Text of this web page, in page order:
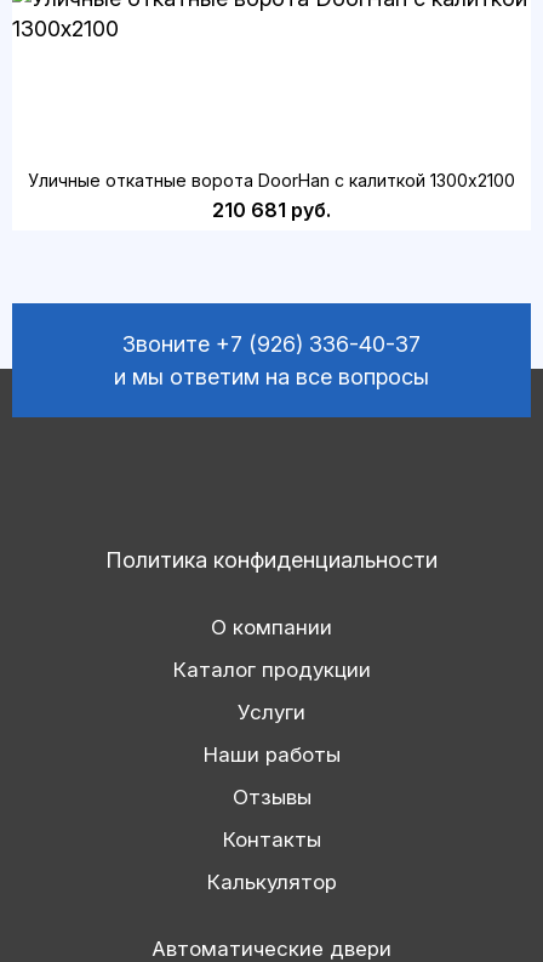
Уличные откатные ворота DoorHan с калиткой 1300х2100
210 681 руб.
Звоните +7 (926) 336-40-37
и мы ответим на все вопросы
Политика конфиденциальности
О компании
Каталог продукции
Услуги
Наши работы
Отзывы
Контакты
Калькулятор
Автоматические двери